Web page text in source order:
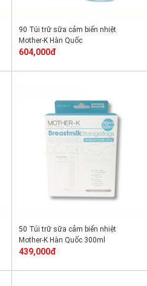
90 Túi trữ sữa cảm biến nhiệt
Mother-K Hàn Quốc
604,000đ
50 Túi trữ sữa cảm biến nhiệt
Mother-K Hàn Quốc 300ml
439,000đ